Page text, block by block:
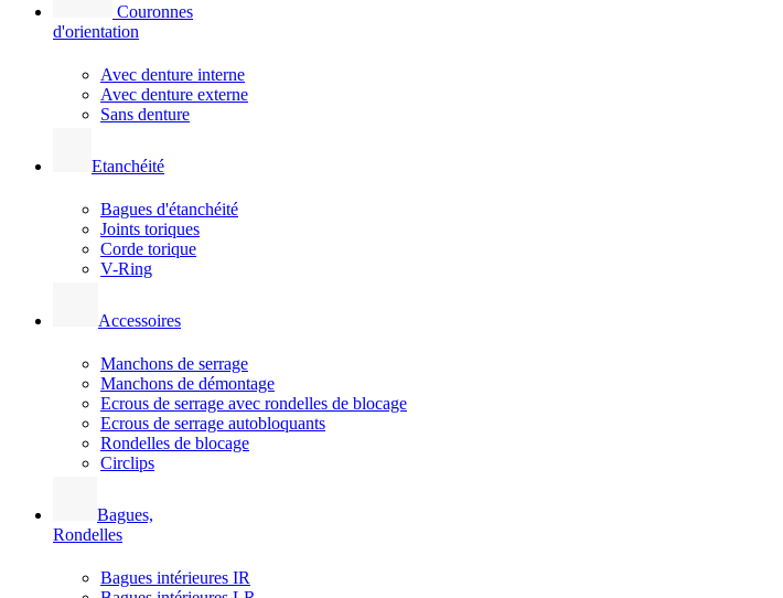
Couronnes
d'orientation
Avec denture interne
Avec denture externe
Sans denture
Etanchéité
Bagues d'étanchéité
Joints toriques
Corde torique
V-Ring
Accessoires
Manchons de serrage
Manchons de démontage
Ecrous de serrage avec rondelles de blocage
Ecrous de serrage autobloquants
Rondelles de blocage
Circlips
Bagues,
Rondelles
Bagues intérieures IR